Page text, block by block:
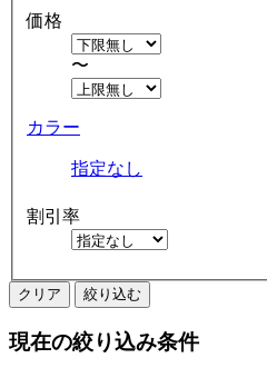
価格
〜
カラー
指定なし
割引率
クリア 絞り込む
現在の絞り込み条件